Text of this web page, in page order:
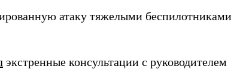
атаку тяжелыми беспилотниками
экстренные консультации с руководителем